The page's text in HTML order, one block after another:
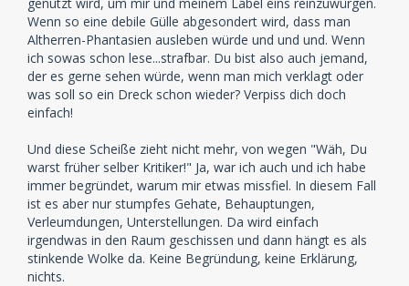
Wenn so eine debile Gülle abgesondert wird, dass man
Altherren-Phantasien ausleben würde und und und. Wenn
ich sowas schon lese...strafbar. Du bist also auch jemand,
der es gerne sehen würde, wenn man mich verklagt oder
was soll so ein Dreck schon wieder? Verpiss dich doch
einfach!
Und diese Scheiße zieht nicht mehr, von wegen "Wäh, Du
warst früher selber Kritiker!" Ja, war ich auch und ich habe
immer begründet, warum mir etwas missfiel. In diesem Fall
ist es aber nur stumpfes Gehate, Behauptungen,
Verleumdungen, Unterstellungen. Da wird einfach
irgendwas in den Raum geschissen und dann hängt es als
stinkende Wolke da. Keine Begründung, keine Erklärung,
nichts.